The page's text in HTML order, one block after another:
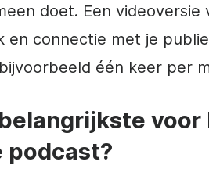
doet. Een videoversie
en connectie met je
één keer per
voor
podcast?